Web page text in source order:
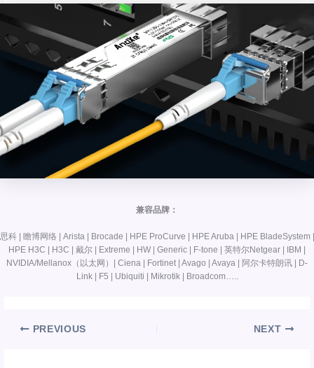
兼容品牌：
思科 | 瞻博网络 | Arista | Brocade | HPE ProCurve | HPE Aruba | HPE BladeSystem |
HPE H3C | H3C | 戴尔 | Extreme | HW | Generic | F-tone | 英特尔Netgear | IBM |
NVIDIA/Mellanox（以太网）| Ciena | Fortinet | Avago | Avaya | 阿尔卡特朗讯 | D-
Link | F5 | Ubiquiti | Mikrotik | Broadcom…..
PREVIOUS NEXT